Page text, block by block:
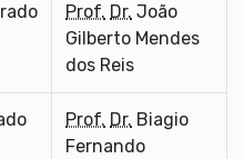
Prof. Dr. João
Gilberto Mendes
dos Reis
Prof. Dr. Biagio
Fernando